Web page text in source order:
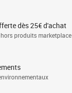
dès 25€ d'achat
produits marketplace